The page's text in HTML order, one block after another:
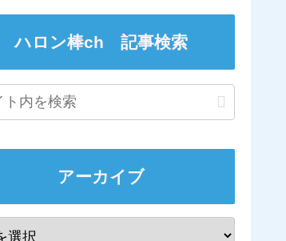
ハロン棒ch 記事検索
アーカイブ